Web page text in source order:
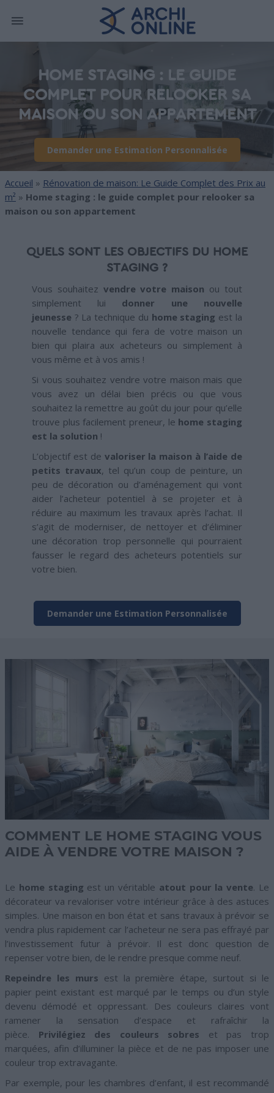
HOME STAGING : LE GUIDE
COMPLET POUR RELOOKER SA
MAISON OU SON APPARTEMENT
Demander une Estimation Personnalisée
Accueil » Rénovation de maison: Le Guide Complet des Prix au
m² » Home staging : le guide complet pour relooker sa
maison ou son appartement
QUELS SONT LES OBJECTIFS DU HOME
STAGING ?
Vous souhaitez vendre votre maison ou tout
simplement lui donner une nouvelle
jeunesse ? La technique du home staging est la
nouvelle tendance qui fera de votre maison un
bien qui plaira aux acheteurs ou simplement à
vous même et à vos amis !
Si vous souhaitez vendre votre maison mais que
vous avez un délai bien précis ou que vous
souhaitez la remettre au goût du jour pour qu’elle
trouve plus facilement preneur, le home staging
est la solution !
L’objectif est de valoriser la maison à l’aide de
petits travaux, tel qu’un coup de peinture, un
peu de décoration ou d’aménagement qui vont
aider l’acheteur potentiel à se projeter et à
réduire au maximum les travaux après l’achat. Il
s’agit de moderniser, de nettoyer et d’éliminer
une décoration trop personnelle qui pourraient
fausser le regard des acheteurs potentiels sur
votre bien.
Demander une Estimation Personnalisée
COMMENT LE HOME STAGING VOUS
AIDE À VENDRE VOTRE MAISON ?
Le home staging est un véritable atout pour la vente. Le
décorateur va revaloriser votre intérieur grâce à des astuces
simples. Une maison en bon état et sans travaux à prévoir se
vendra plus rapidement car l’acheteur ne sera pas effrayé par
l’investissement futur à prévoir. Il est donc question de
repenser votre bien, de le rendre presque comme neuf.
Repeindre les murs est la première étape, surtout si le
papier peint existant est marqué par le temps ou d’un style
devenu démodé et oppressant. Des couleurs claires vont
ramener la sensation d’espace et rafraîchir la
pièce. Privilégiez des couleurs sobres et pas trop
marquées, afin d’illuminer la pièce et de ne pas imposer une
couleur trop extravagante.
Par exemple, pour les chambres d’enfant, il est recommandé